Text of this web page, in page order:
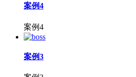
案例4
案例4
案例3